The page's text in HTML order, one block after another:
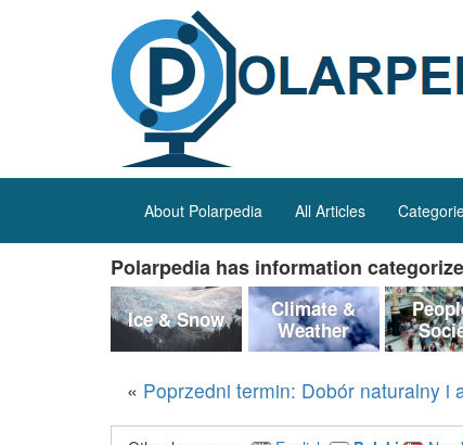
About Polarpedia All Articles
Polarpedia has information
Ice & Snow
Climate &
Weather
« Poprzedni termin: Dobór naturalny i